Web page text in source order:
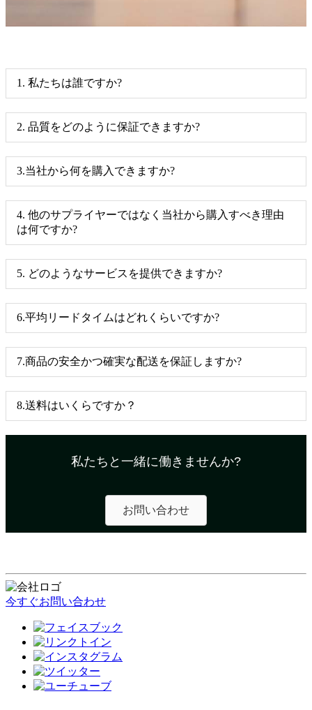
1. 私たちは誰ですか?
2. 品質をどのように保証できますか?
3.当社から何を購入できますか?
4. 他のサプライヤーではなく当社から購入すべき理由
は何ですか?
5. どのようなサービスを提供できますか?
6.平均リードタイムはどれくらいですか?
7.商品の安全かつ確実な配送を保証しますか?
8.送料はいくらですか？
私たちと一緒に働きませんか?
お問い合わせ
今すぐお問い合わせ